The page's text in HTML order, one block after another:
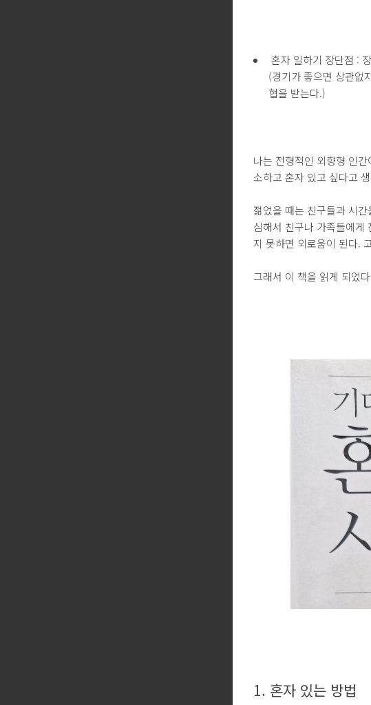
혼자 일하기 장단점 :
(경기가 좋으면 상관없
협을 받는다.)
나는 전형적인 외향형 인
소하고 혼자 있고 싶다고
젊었을 때는 친구들과 시
심해서 친구나 가족들에게
지 못하면 외로움이 된다.
그래서 이 책을 읽게 되었
1. 혼자 있는 방법